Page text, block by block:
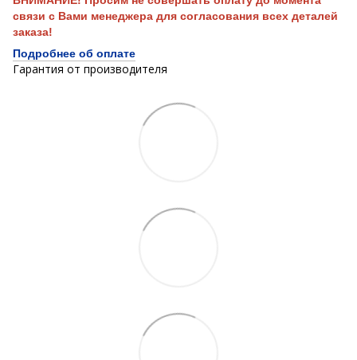
связи с Вами менеджера для согласования всех деталей
заказа!
Подробнее об оплате
Гарантия от производителя